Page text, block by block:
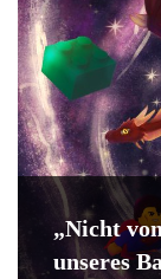
„Nicht
unseres